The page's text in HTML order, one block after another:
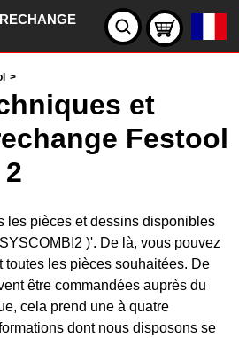
>
et
Festool
les pièces et dessins disponibles
)'. De là, vous pouvez
toutes les pièces souhaitées. De
être commandées auprès du
cela prend une à quatre
dont nous disposons se